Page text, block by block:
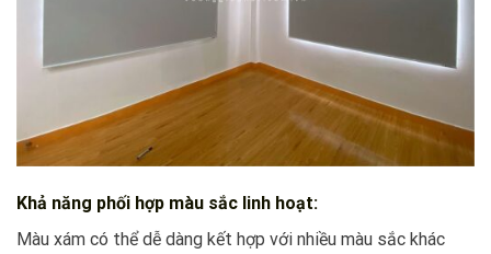
Khả năng phối hợp màu sắc linh hoạt:
Màu xám có thể dễ dàng kết hợp với nhiều màu sắc khác